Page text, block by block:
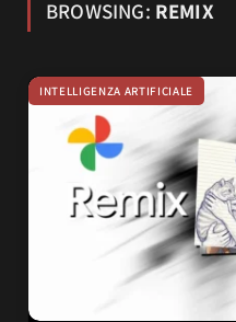
BROWSING: REMIX
INTELLIGENZA ARTIFICIALE